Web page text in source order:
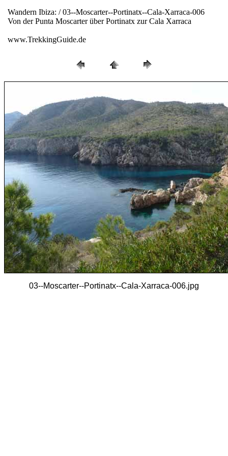
Wandern Ibiza: / 03--Moscarter--Portinatx--Cala-Xarraca-006
Von der Punta Moscarter über Portinatx zur Cala Xarraca
www.TrekkingGuide.de
03--Moscarter--Portinatx--Cala-Xarraca-006.jpg